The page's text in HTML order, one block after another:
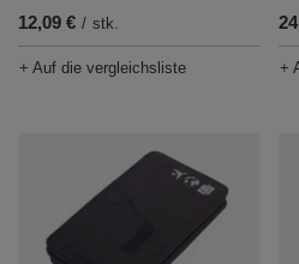
12,09 € / stk.
+ Auf die vergleichsliste +